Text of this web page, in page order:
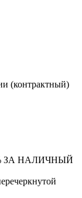
(контрактный)
ЗА НАЛИЧНЫЙ